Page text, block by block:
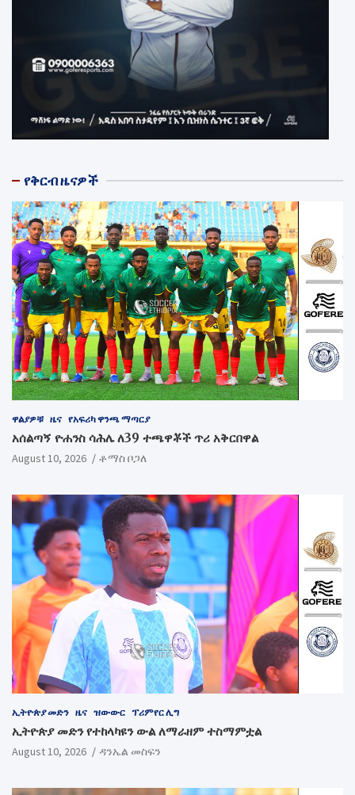
የቅርብ ዜናዎች
ዋልያዎቹ ዜና የአፍሪካ ዋንጫ ማጣርያ
አሰልጣኝ ዮሐንስ ሳሕሌ ለ39 ተጫዋቾች ጥሪ አቅርበዋል
August 10, 2026 ቶማስ ቦጋለ
ኢትዮጵያ መድን ዜና ዝውውር ፕሪምየር ሊግ
ኢትዮጵያ መድን የተከላካዩን ውል ለማራዘም ተስማምቷል
August 10, 2026 ዳንኤል መስፍን